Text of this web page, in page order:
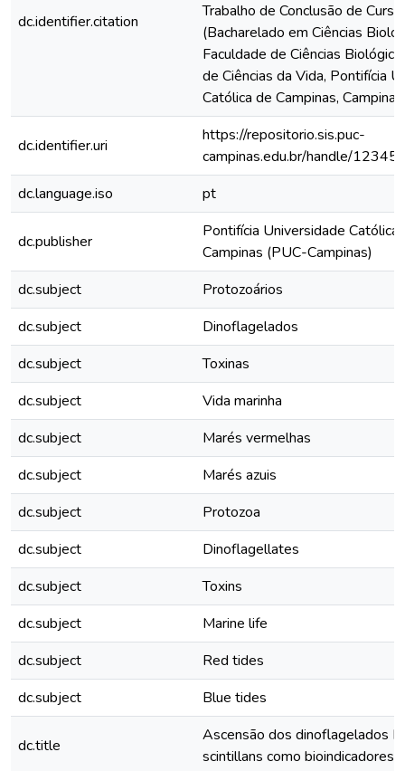
dc.identifier.citation
Trabalho de Conclusão de Curso
(Bacharelado em Ciências
Faculdade de Ciências
de Ciências da Vida, Pontifícia
Católica de Campinas,
dc.identifier.uri
https://repositorio.sis.puc-
campinas.edu.br/handle/
dc.language.iso
pt
dc.publisher
Pontifícia Universidade Católica
Campinas (PUC-Campinas)
dc.subject
Protozoários
dc.subject
Dinoflagelados
dc.subject
Toxinas
dc.subject
Vida marinha
dc.subject
Marés vermelhas
dc.subject
Marés azuis
dc.subject
Protozoa
dc.subject
Dinoflagellates
dc.subject
Toxins
dc.subject
Marine life
dc.subject
Red tides
dc.subject
Blue tides
dc.title
Ascensão dos dinoflagelados
scintillans como bioindicadores